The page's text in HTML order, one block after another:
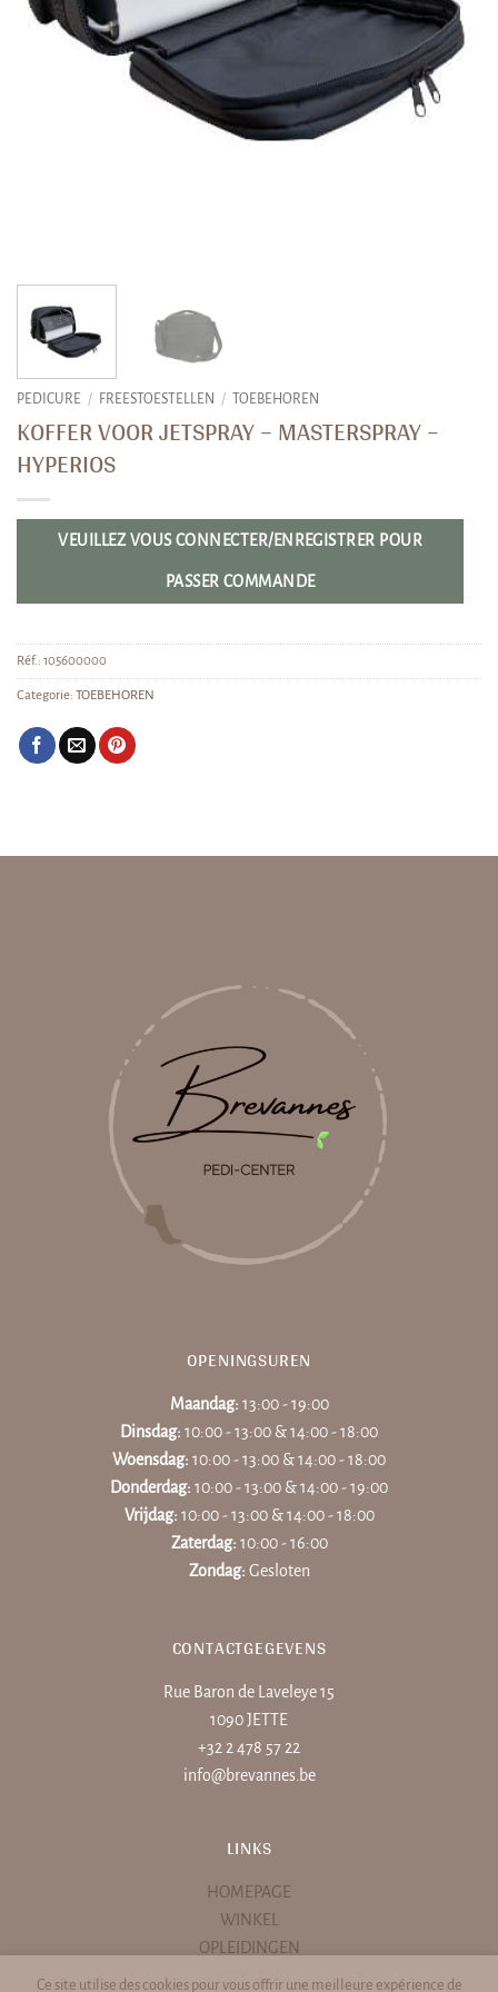
PEDICURE / FREESTOESTELLEN / TOEBEHOREN
KOFFER VOOR JETSPRAY – MASTERSPRAY –
HYPERIOS
VEUILLEZ VOUS CONNECTER/ENREGISTRER POUR
PASSER COMMANDE
Réf.: 105600000
Categorie: TOEBEHOREN
OPENINGSUREN
Maandag: 13:00 - 19:00
Dinsdag: 10:00 - 13:00 & 14:00 - 18:00
Woensdag: 10:00 - 13:00 & 14:00 - 18:00
Donderdag: 10:00 - 13:00 & 14:00 - 19:00
Vrijdag: 10:00 - 13:00 & 14:00 - 18:00
Zaterdag: 10:00 - 16:00
Zondag: Gesloten
CONTACTGEGEVENS
Rue Baron de Laveleye 15
1090 JETTE
+32 2 478 57 22
info@brevannes.be
LINKS
HOMEPAGE
WINKEL
OPLEIDINGEN
PROMOTIES
Ce site utilise des cookies pour vous offrir une meilleure expérience de